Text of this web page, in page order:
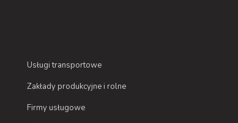
Usługi transportowe
Zakłady produkcyjne i rolne
Firmy usługowe